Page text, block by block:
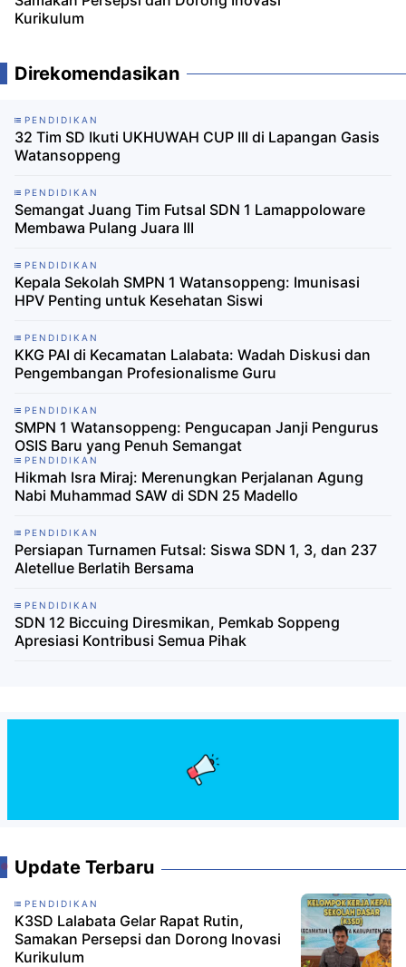
Kurikulum
Direkomendasikan
PENDIDIKAN
32 Tim SD Ikuti UKHUWAH CUP III di Lapangan Gasis
Watansoppeng
PENDIDIKAN
Semangat Juang Tim Futsal SDN 1 Lamappoloware
Membawa Pulang Juara III
PENDIDIKAN
Kepala Sekolah SMPN 1 Watansoppeng: Imunisasi
HPV Penting untuk Kesehatan Siswi
PENDIDIKAN
KKG PAI di Kecamatan Lalabata: Wadah Diskusi dan
Pengembangan Profesionalisme Guru
PENDIDIKAN
SMPN 1 Watansoppeng: Pengucapan Janji Pengurus
OSIS Baru yang Penuh Semangat
PENDIDIKAN
Hikmah Isra Miraj: Merenungkan Perjalanan Agung
Nabi Muhammad SAW di SDN 25 Madello
PENDIDIKAN
Persiapan Turnamen Futsal: Siswa SDN 1, 3, dan 237
Aletellue Berlatih Bersama
PENDIDIKAN
SDN 12 Biccuing Diresmikan, Pemkab Soppeng
Apresiasi Kontribusi Semua Pihak
Update Terbaru
PENDIDIKAN
K3SD Lalabata Gelar Rapat Rutin,
Samakan Persepsi dan Dorong Inovasi
Kurikulum